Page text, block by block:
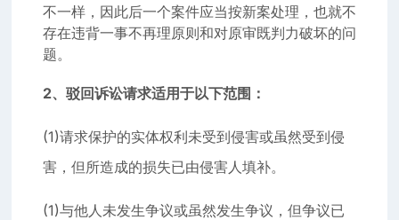
不一样，因此后一个案件应当按新案处理，也就不
存在违背一事不再理原则和对原审既判力破坏的问
题。
2、驳回诉讼请求适用于以下范围：
(1)请求保护的实体权利未受到侵害或虽然受到侵
害，但所造成的损失已由侵害人填补。
(1)与他人未发生争议或虽然发生争议，但争议已